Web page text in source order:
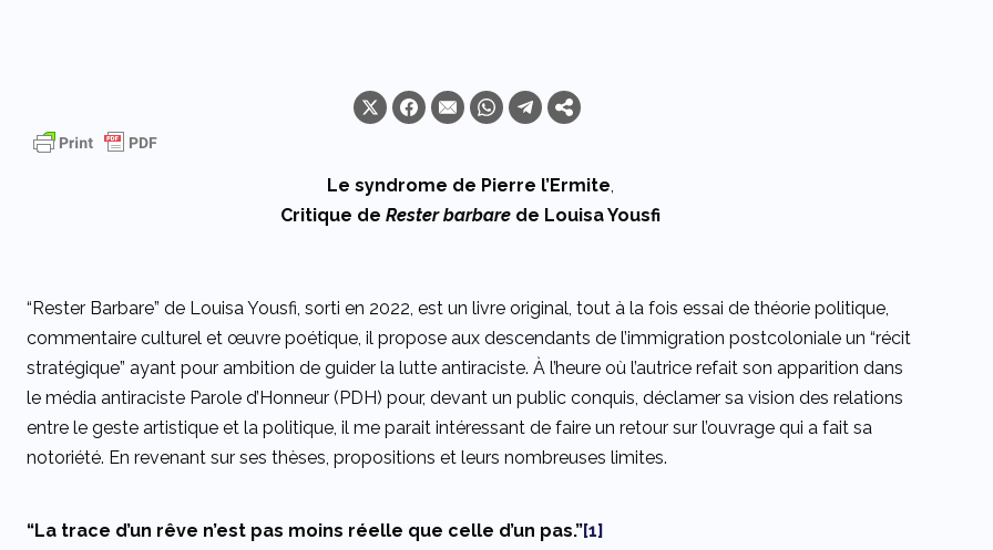
Le syndrome de Pierre l’Ermite
Critique de Rester barbarede Louisa Yousfi
“Rester Barbare” de Louisa Yousfi, sorti en 2022, est un livre original, tout à la fois essai de théorie politique,
commentaire culturel et œuvre poétique, il propose aux descendants de l’immigration postcoloniale un “récit
stratégique” ayant pour ambition de guider la lutte antiraciste. À l’heure où l’autrice refait son apparition dans
le média antiraciste Parole d’Honneur (PDH) pour, devant un public conquis, déclamer sa vision des relations
entre le geste artistique et la politique, il me parait intéressant de faire un retour sur l’ouvrage qui a fait sa
notoriété. En revenant sur ses thèses, propositions et leurs nombreuses limites.
“La trace d’un rêve n’est pas moins réelle que celle d’un pas.”[1]